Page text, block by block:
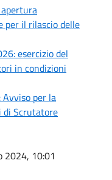
per il rilascio delle
esercizio del
in condizioni
per la
di Scrutatore
2024, 10:01